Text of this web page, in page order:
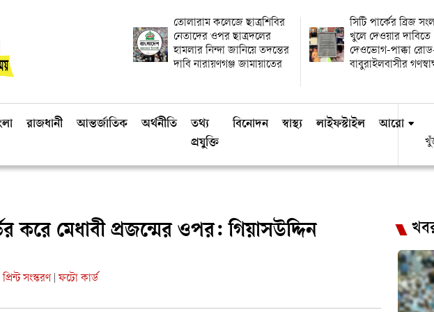
তোলারাম কলেজে ছাত্রশিবির
নেতাদের ওপর ছাত্রদলের
হামলার নিন্দা জানিয়ে তদন্তের
দাবি নারায়ণগঞ্জ জামায়াতের
সিটি পার্কের ব্রিজ
খুলে দেওয়ার দাবিতে
দেওভোগ-পাক্কা
বাবুরাইলবাসীর
রাজধানী আন্তর্জাতিক অর্থনীতি
তথ্য
প্রযুক্তি
বিনোদন স্বাস্থ্য লাইফস্টাইল আরো
করে মেধাবী প্রজন্মের ওপর: গিয়াসউদ্দিন
প্রিন্ট সংস্করণ ফটো কার্ড